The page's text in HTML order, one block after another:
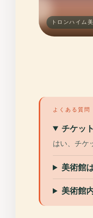
トロンハイム
よくある質問
チケッ
はい、チケ
美術館
美術館